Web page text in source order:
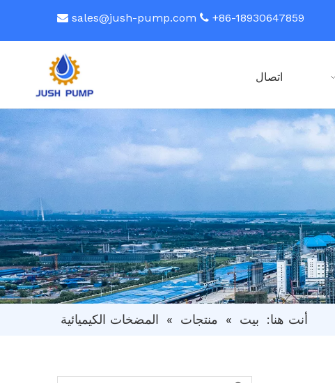
86-18930647859+

sales@jush-pump.com

اتصال
أنت هنا: بيت » منتجات » المضخات الكيميائية